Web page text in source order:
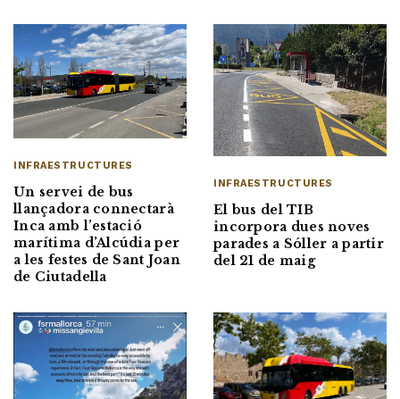
INFRAESTRUCTURES
Un servei de bus
llançadora connectarà
Inca amb l’estació
marítima d’Alcúdia per
a les festes de Sant Joan
de Ciutadella
INFRAESTRUCTURES
El bus del TIB
incorpora dues noves
parades a Sóller a partir
del 21 de maig